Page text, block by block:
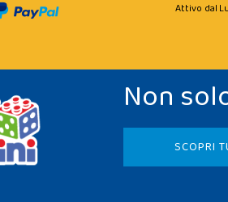
Attivo dal
Non
SCOPRI